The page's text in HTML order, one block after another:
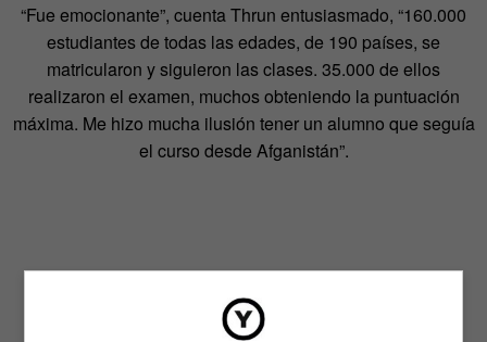
“Fue emocionante”, cuenta Thrun entusiasmado, “160.000
estudiantes de todas las edades, de 190 países, se
matricularon y siguieron las clases. 35.000 de ellos
realizaron el examen, muchos obteniendo la puntuación
máxima. Me hizo mucha ilusión tener un alumno que seguía
el curso desde Afganistán”.